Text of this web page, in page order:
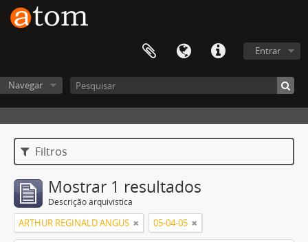
Entrar
Navegar
Filtros
Mostrar 1 resultados
Descrição arquivística
ARTHUR REGINALD ANGUS 05-04-05